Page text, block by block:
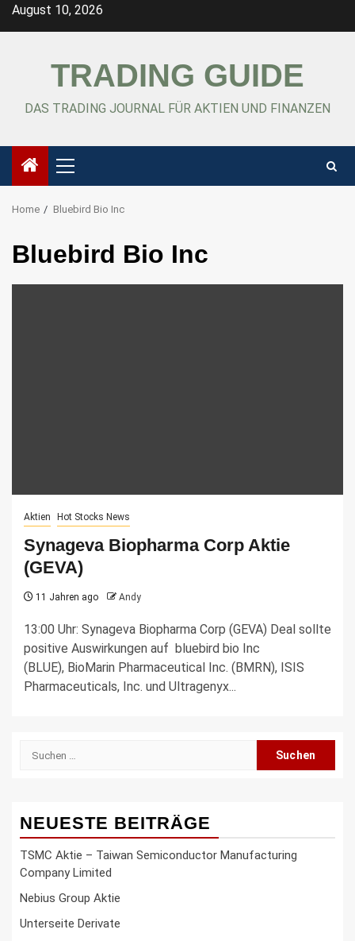
SkipAugust 10, 2026
TRADING GUIDE
DAS TRADING JOURNAL FÜR AKTIEN UND FINANZEN
Primary
Menu
Home Bluebird Bio Inc
Bluebird Bio Inc
Aktien Hot Stocks News
Synageva Biopharma Corp Aktie
(GEVA)
11 Jahren ago Andy
13:00 Uhr: Synageva Biopharma Corp (GEVA) Deal sollte
positive Auswirkungen auf bluebird bio Inc
(BLUE), BioMarin Pharmaceutical Inc. (BMRN), ISIS
Pharmaceuticals, Inc. und Ultragenyx...
Suche
NEUESTE BEITRÄGE
TSMC Aktie – Taiwan Semiconductor Manufacturing
Company Limited
Nebius Group Aktie
Unterseite Derivate